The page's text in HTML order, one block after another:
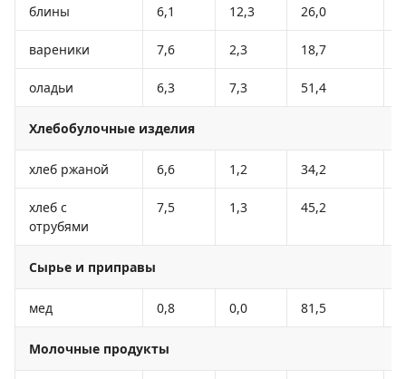
блины 6,1 12,3 26,0
вареники 7,6 2,3 18,7
оладьи 6,3 7,3 51,4
Хлебобулочные изделия
хлеб ржаной 6,6 1,2 34,2
хлеб с
отрубями
7,5 1,3 45,2
Сырье и приправы
мед 0,8 0,0 81,5
Молочные продукты